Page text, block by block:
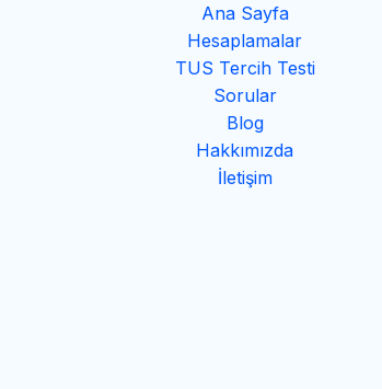
Ana Sayfa
Hesaplamalar
TUS Tercih Testi
Sorular
Blog
Hakkımızda
İletişim